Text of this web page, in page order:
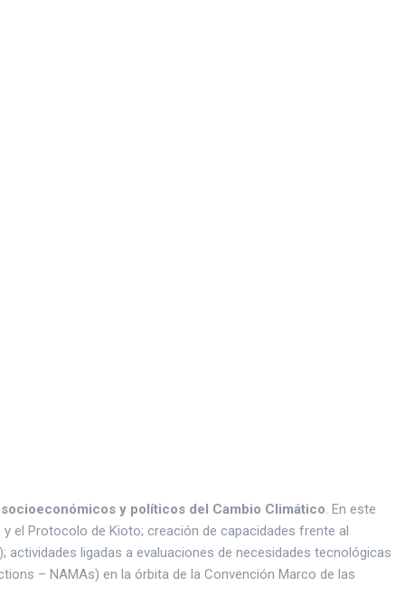
y políticos del Cambio Climático. En este
el Protocolo de Kioto; creación de capacidades frente al
actividades ligadas a evaluaciones de necesidades tecnológicas
– NAMAs) en la órbita de la Convención Marco de las